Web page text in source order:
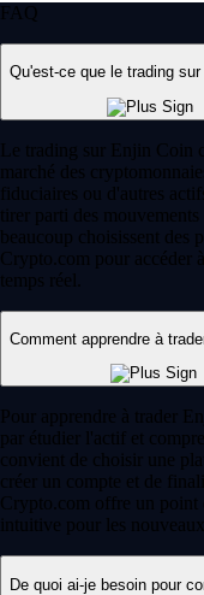
FAQ
Qu'est-ce que le trading
Le trading sur Enjin Coin
marché des
fiduciaires ou d'autres
tirer parti des
beaucoup choisissent des
Crypto.com pour accéder
temps réel.
Comment apprendre à
Pour apprendre à trader
par étudier l'actif et
convient de choisir une
créer un compte et de
Crypto.com offre un point
intuitive pour les
De quoi ai-je besoin pour